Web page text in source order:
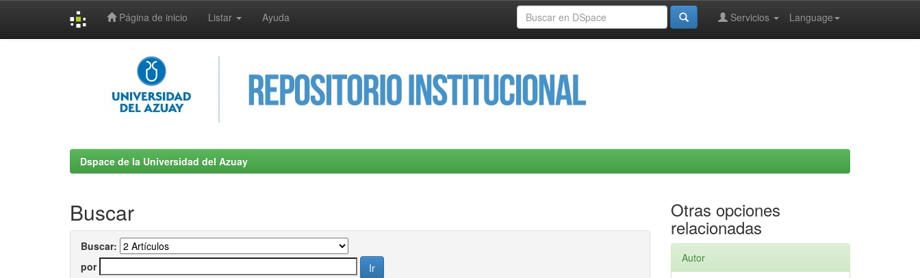
Página de inicio Listar Ayuda Language
Servicios
Dspace de la Universidad del Azuay
Buscar
Buscar:
por
Otras opciones
relacionadas
Autor